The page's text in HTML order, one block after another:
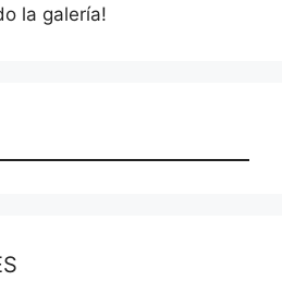
la galería!